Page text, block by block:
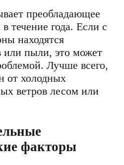
преобладающее
течение года. Если с
находятся
или пыли, это может
Лучше всего,
от холодных
ветров лесом или
факторы